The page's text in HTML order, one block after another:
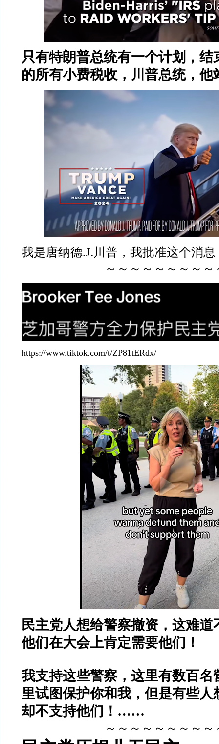
只有特朗普总统有一个计划，结
的所有小费税收，川普总统，他
我是唐纳德.J.川普，我批准这个消
～～～～～～～～～
https://www.tiktok.com/t/ZP81tERdx/
民主党人想给警察撤资，这难道
他们在大会上肯定需要他们！
我支持这些警察，这里有数百名
里试图保护你和我，但是有些人
却不支持他们！……
～～～～～～～～～